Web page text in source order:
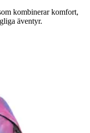
kombinerar komfort,
äventyr.